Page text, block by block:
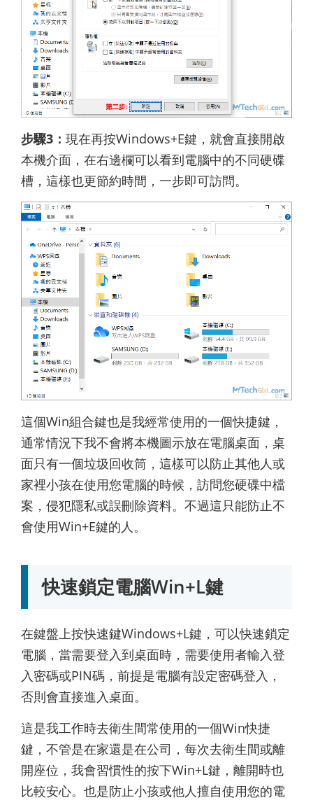
步驟3： 現在再按Windows+E鍵，就會直接開啟
本機介面，在右邊欄可以看到電腦中的不同硬碟
槽，這樣也更節約時間，一步即可訪問。
這個Win組合鍵也是我經常使用的一個快捷鍵，
通常情況下我不會將本機圖示放在電腦桌面，桌
面只有一個垃圾回收筒，這樣可以防止其他人或
家裡小孩在使用您電腦的時候，訪問您硬碟中檔
案，侵犯隱私或誤刪除資料。不過這只能防止不
會使用Win+E鍵的人。
快速鎖定電腦Win+L鍵
在鍵盤上按快速鍵Windows+L鍵，可以快速鎖定
電腦，當需要登入到桌面時，需要使用者輸入登
入密碼或PIN碼，前提是電腦有設定密碼登入，
否則會直接進入桌面。
這是我工作時去衛生間常使用的一個Win快捷
鍵，不管是在家還是在公司，每次去衛生間或離
開座位，我會習慣性的按下Win+L鍵，離開時也
比較安心。也是防止小孩或他人擅自使用您的電